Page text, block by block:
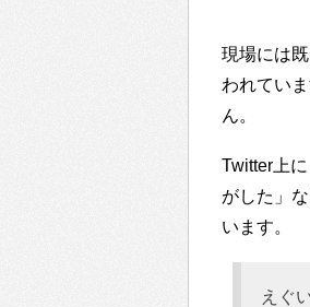
現場には
われてい
ん。
Twitter上
がした」
います。
えぐ